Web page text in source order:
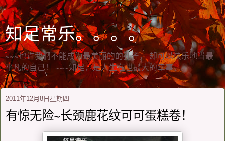
知足常乐。。。。
~~~也许我们不能成为最美丽的的孔雀， 却可以快乐地当最
平凡的自己！ ~~~知足，是人生在世最大的幸事。
2011年12月8日星期四
有惊无险~长颈鹿花纹可可蛋糕卷！